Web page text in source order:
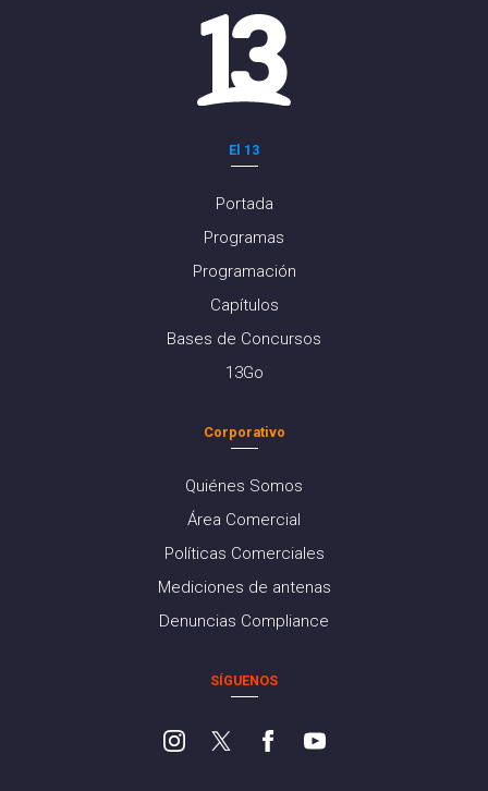
El 13
Portada
Programas
Programación
Capítulos
Bases de Concursos
13Go
Corporativo
Quiénes Somos
Área Comercial
Políticas Comerciales
Mediciones de antenas
Denuncias Compliance
SÍGUENOS